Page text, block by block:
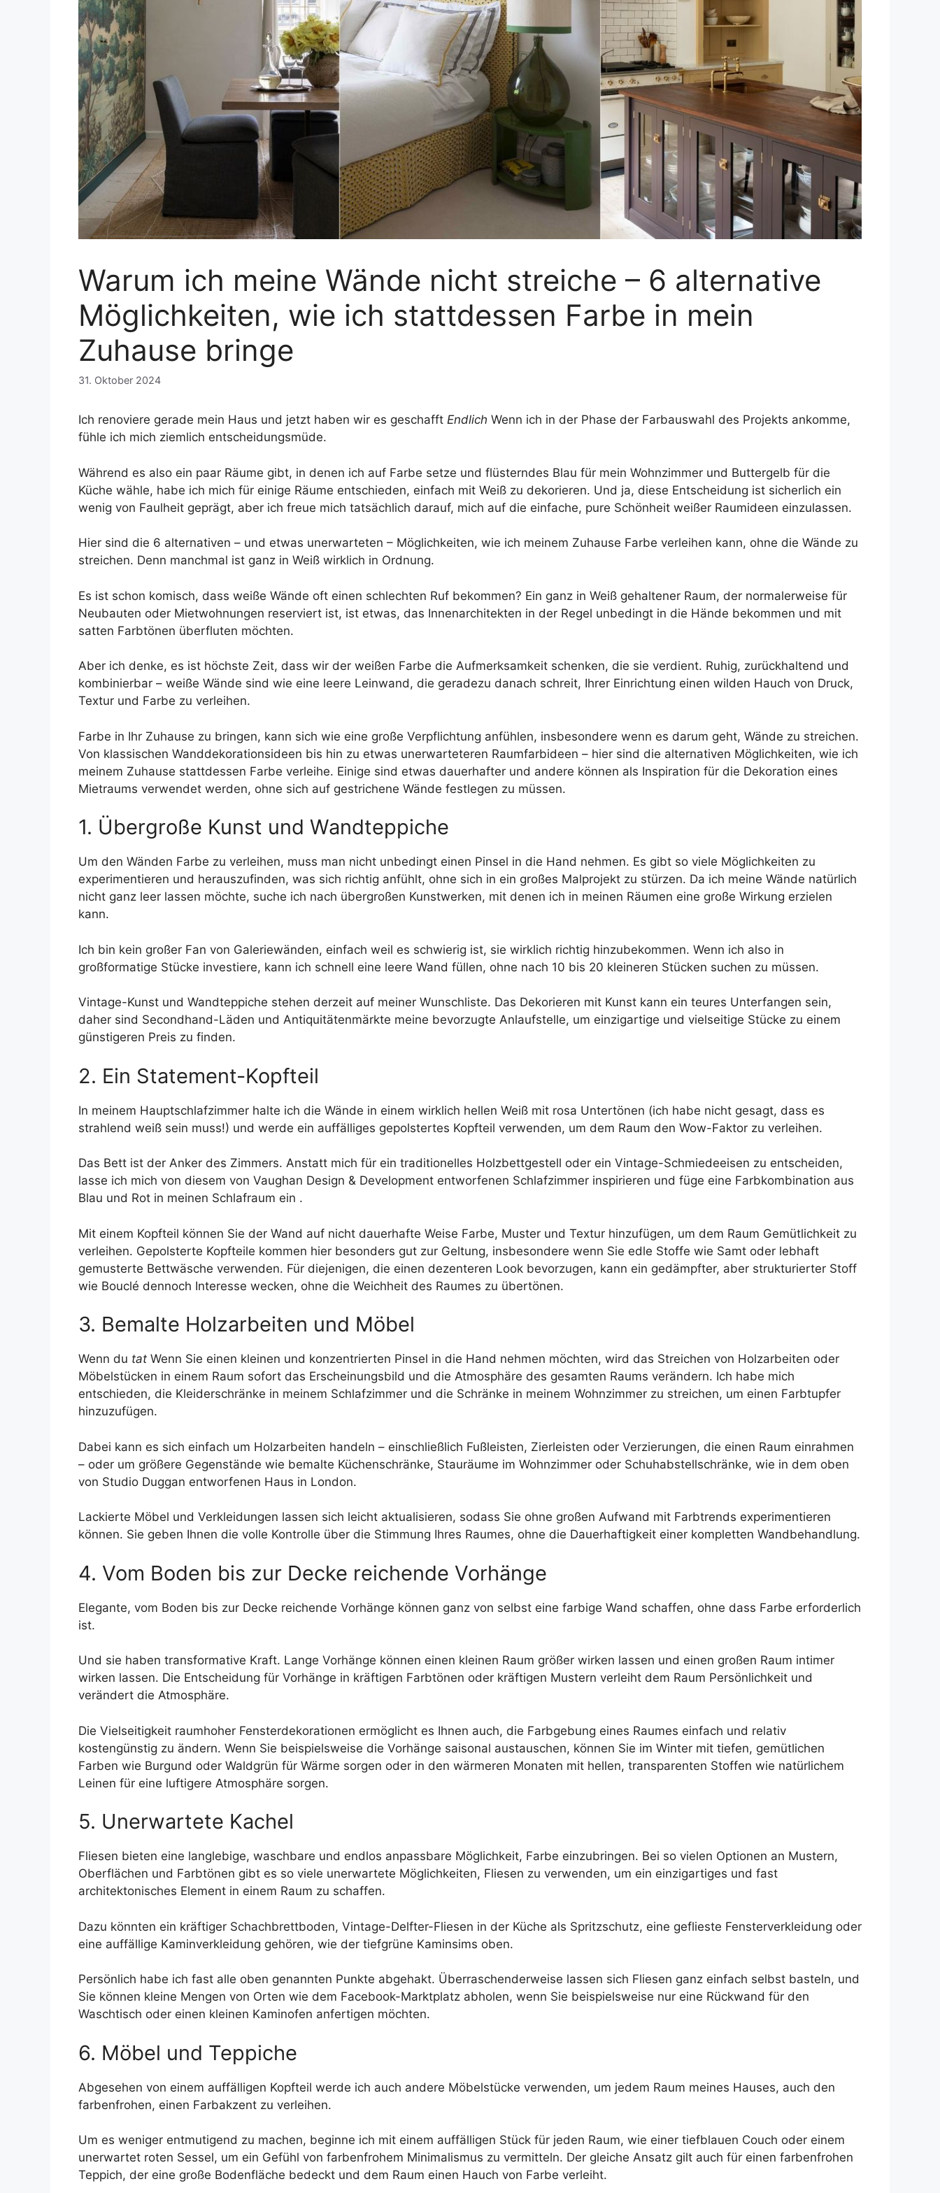
Warum ich meine Wände nicht streiche – 6 alternative
Möglichkeiten, wie ich stattdessen Farbe in mein
Zuhause bringe
31. Oktober 2024
Ich renoviere gerade mein Haus und jetzt haben wir es geschafft Endlich Wenn ich in der Phase der Farbauswahl des Projekts ankomme,
fühle ich mich ziemlich entscheidungsmüde.
Während es also ein paar Räume gibt, in denen ich auf Farbe setze und flüsterndes Blau für mein Wohnzimmer und Buttergelb für die
Küche wähle, habe ich mich für einige Räume entschieden, einfach mit Weiß zu dekorieren. Und ja, diese Entscheidung ist sicherlich ein
wenig von Faulheit geprägt, aber ich freue mich tatsächlich darauf, mich auf die einfache, pure Schönheit weißer Raumideen einzulassen.
Hier sind die 6 alternativen – und etwas unerwarteten – Möglichkeiten, wie ich meinem Zuhause Farbe verleihen kann, ohne die Wände zu
streichen. Denn manchmal ist ganz in Weiß wirklich in Ordnung.
Es ist schon komisch, dass weiße Wände oft einen schlechten Ruf bekommen? Ein ganz in Weiß gehaltener Raum, der normalerweise für
Neubauten oder Mietwohnungen reserviert ist, ist etwas, das Innenarchitekten in der Regel unbedingt in die Hände bekommen und mit
satten Farbtönen überfluten möchten.
Aber ich denke, es ist höchste Zeit, dass wir der weißen Farbe die Aufmerksamkeit schenken, die sie verdient. Ruhig, zurückhaltend und
kombinierbar – weiße Wände sind wie eine leere Leinwand, die geradezu danach schreit, Ihrer Einrichtung einen wilden Hauch von Druck,
Textur und Farbe zu verleihen.
Farbe in Ihr Zuhause zu bringen, kann sich wie eine große Verpflichtung anfühlen, insbesondere wenn es darum geht, Wände zu streichen.
Von klassischen Wanddekorationsideen bis hin zu etwas unerwarteteren Raumfarbideen – hier sind die alternativen Möglichkeiten, wie ich
meinem Zuhause stattdessen Farbe verleihe. Einige sind etwas dauerhafter und andere können als Inspiration für die Dekoration eines
Mietraums verwendet werden, ohne sich auf gestrichene Wände festlegen zu müssen.
1. Übergroße Kunst und Wandteppiche
Um den Wänden Farbe zu verleihen, muss man nicht unbedingt einen Pinsel in die Hand nehmen. Es gibt so viele Möglichkeiten zu
experimentieren und herauszufinden, was sich richtig anfühlt, ohne sich in ein großes Malprojekt zu stürzen. Da ich meine Wände natürlich
nicht ganz leer lassen möchte, suche ich nach übergroßen Kunstwerken, mit denen ich in meinen Räumen eine große Wirkung erzielen
kann.
Ich bin kein großer Fan von Galeriewänden, einfach weil es schwierig ist, sie wirklich richtig hinzubekommen. Wenn ich also in
großformatige Stücke investiere, kann ich schnell eine leere Wand füllen, ohne nach 10 bis 20 kleineren Stücken suchen zu müssen.
Vintage-Kunst und Wandteppiche stehen derzeit auf meiner Wunschliste. Das Dekorieren mit Kunst kann ein teures Unterfangen sein,
daher sind Secondhand-Läden und Antiquitätenmärkte meine bevorzugte Anlaufstelle, um einzigartige und vielseitige Stücke zu einem
günstigeren Preis zu finden.
2. Ein Statement-Kopfteil
In meinem Hauptschlafzimmer halte ich die Wände in einem wirklich hellen Weiß mit rosa Untertönen (ich habe nicht gesagt, dass es
strahlend weiß sein muss!) und werde ein auffälliges gepolstertes Kopfteil verwenden, um dem Raum den Wow-Faktor zu verleihen.
Das Bett ist der Anker des Zimmers. Anstatt mich für ein traditionelles Holzbettgestell oder ein Vintage-Schmiedeeisen zu entscheiden,
lasse ich mich von diesem von Vaughan Design & Development entworfenen Schlafzimmer inspirieren und füge eine Farbkombination aus
Blau und Rot in meinen Schlafraum ein .
Mit einem Kopfteil können Sie der Wand auf nicht dauerhafte Weise Farbe, Muster und Textur hinzufügen, um dem Raum Gemütlichkeit zu
verleihen. Gepolsterte Kopfteile kommen hier besonders gut zur Geltung, insbesondere wenn Sie edle Stoffe wie Samt oder lebhaft
gemusterte Bettwäsche verwenden. Für diejenigen, die einen dezenteren Look bevorzugen, kann ein gedämpfter, aber strukturierter Stoff
wie Bouclé dennoch Interesse wecken, ohne die Weichheit des Raumes zu übertönen.
3. Bemalte Holzarbeiten und Möbel
Wenn du tat Wenn Sie einen kleinen und konzentrierten Pinsel in die Hand nehmen möchten, wird das Streichen von Holzarbeiten oder
Möbelstücken in einem Raum sofort das Erscheinungsbild und die Atmosphäre des gesamten Raums verändern. Ich habe mich
entschieden, die Kleiderschränke in meinem Schlafzimmer und die Schränke in meinem Wohnzimmer zu streichen, um einen Farbtupfer
hinzuzufügen.
Dabei kann es sich einfach um Holzarbeiten handeln – einschließlich Fußleisten, Zierleisten oder Verzierungen, die einen Raum einrahmen
– oder um größere Gegenstände wie bemalte Küchenschränke, Stauräume im Wohnzimmer oder Schuhabstellschränke, wie in dem oben
von Studio Duggan entworfenen Haus in London.
Lackierte Möbel und Verkleidungen lassen sich leicht aktualisieren, sodass Sie ohne großen Aufwand mit Farbtrends experimentieren
können. Sie geben Ihnen die volle Kontrolle über die Stimmung Ihres Raumes, ohne die Dauerhaftigkeit einer kompletten Wandbehandlung.
4. Vom Boden bis zur Decke reichende Vorhänge
Elegante, vom Boden bis zur Decke reichende Vorhänge können ganz von selbst eine farbige Wand schaffen, ohne dass Farbe erforderlich
ist.
Und sie haben transformative Kraft. Lange Vorhänge können einen kleinen Raum größer wirken lassen und einen großen Raum intimer
wirken lassen. Die Entscheidung für Vorhänge in kräftigen Farbtönen oder kräftigen Mustern verleiht dem Raum Persönlichkeit und
verändert die Atmosphäre.
Die Vielseitigkeit raumhoher Fensterdekorationen ermöglicht es Ihnen auch, die Farbgebung eines Raumes einfach und relativ
kostengünstig zu ändern. Wenn Sie beispielsweise die Vorhänge saisonal austauschen, können Sie im Winter mit tiefen, gemütlichen
Farben wie Burgund oder Waldgrün für Wärme sorgen oder in den wärmeren Monaten mit hellen, transparenten Stoffen wie natürlichem
Leinen für eine luftigere Atmosphäre sorgen.
5. Unerwartete Kachel
Fliesen bieten eine langlebige, waschbare und endlos anpassbare Möglichkeit, Farbe einzubringen. Bei so vielen Optionen an Mustern,
Oberflächen und Farbtönen gibt es so viele unerwartete Möglichkeiten, Fliesen zu verwenden, um ein einzigartiges und fast
architektonisches Element in einem Raum zu schaffen.
Dazu könnten ein kräftiger Schachbrettboden, Vintage-Delfter-Fliesen in der Küche als Spritzschutz, eine geflieste Fensterverkleidung oder
eine auffällige Kaminverkleidung gehören, wie der tiefgrüne Kaminsims oben.
Persönlich habe ich fast alle oben genannten Punkte abgehakt. Überraschenderweise lassen sich Fliesen ganz einfach selbst basteln, und
Sie können kleine Mengen von Orten wie dem Facebook-Marktplatz abholen, wenn Sie beispielsweise nur eine Rückwand für den
Waschtisch oder einen kleinen Kaminofen anfertigen möchten.
6. Möbel und Teppiche
Abgesehen von einem auffälligen Kopfteil werde ich auch andere Möbelstücke verwenden, um jedem Raum meines Hauses, auch den
farbenfrohen, einen Farbakzent zu verleihen.
Um es weniger entmutigend zu machen, beginne ich mit einem auffälligen Stück für jeden Raum, wie einer tiefblauen Couch oder einem
unerwartet roten Sessel, um ein Gefühl von farbenfrohem Minimalismus zu vermitteln. Der gleiche Ansatz gilt auch für einen farbenfrohen
Teppich, der eine große Bodenfläche bedeckt und dem Raum einen Hauch von Farbe verleiht.